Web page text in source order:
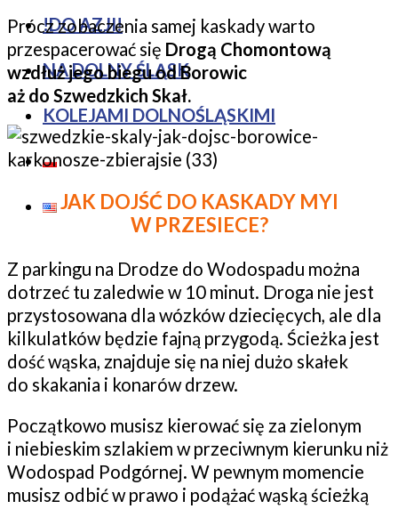
!DO AZJI!
NA DOLNY ŚLĄSK
KOLEJAMI DOLNOŚLĄSKIMI
Prócz zobaczenia samej kaskady warto
przespacerować się Drogą Chomontową
wzdłuż jego biegu od Borowic
aż do Szwedzkich Skał.
JAK DOJŚĆ DO KASKADY MYI
W PRZESIECE?
Z parkingu na Drodze do Wodospadu można
dotrzeć tu zaledwie w 10 minut. Droga nie jest
przystosowana dla wózków dziecięcych, ale dla
kilkulatków będzie fajną przygodą. Ścieżka jest
dość wąska, znajduje się na niej dużo skałek
do skakania i konarów drzew.
Początkowo musisz kierować się za zielonym
i niebieskim szlakiem w przeciwnym kierunku niż
Wodospad Podgórnej. W pewnym momencie
musisz odbić w prawo i podążać wąską ścieżką